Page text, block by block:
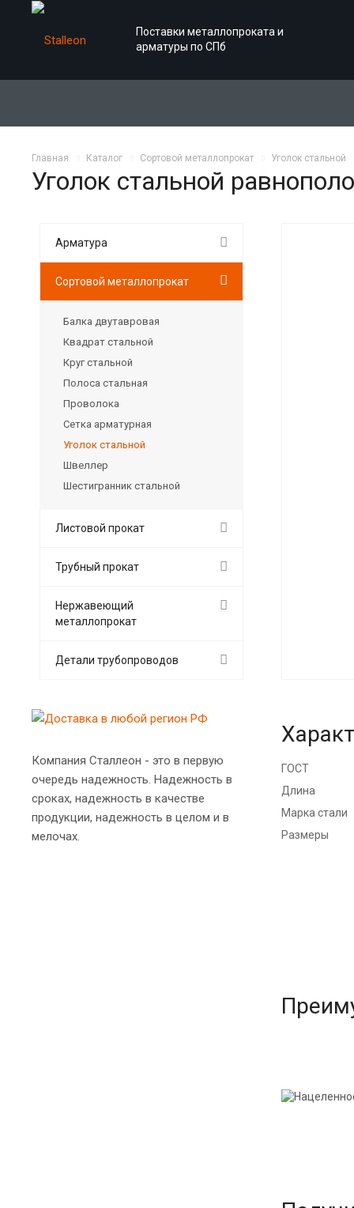
Поставки металлопроката и
арматуры по СПб
Главная Каталог Сортовой металлопрокат Уголок стальной
Уголок стальной
ГОСТ
Длина
Марка стали
Размеры
Арматура
Сортовой металлопрокат
Балка двутавровая
Квадрат стальной
Круг стальной
Полоса стальная
Проволока
Сетка арматурная
Уголок стальной
Швеллер
Шестигранник стальной
Листовой прокат
Трубный прокат
Нержавеющий
металлопрокат
Детали трубопроводов
Компания Сталлеон - это в первую
очередь надежность. Надежность в
сроках, надежность в качестве
продукции, надежность в целом и в
мелочах.